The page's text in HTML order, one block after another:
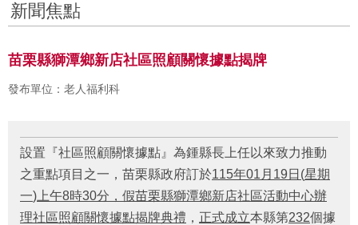
(師)
服
政
府
公
開
法
令
新聞焦點
苗栗縣獅潭鄉新店社區照顧關懷據點揭牌
發布單位：老人福利科
設置『社區照顧關懷據點』為鍾縣長上任以來致力推動
之重點項目之一，苗栗縣政府訂於115年01 月 19 日 (星期
一) 上午8時30分，假苗栗縣獅潭鄉新店社區活動中心辦
理社區照顧關懷據點揭牌典禮 ， 正式成立本縣第232個據